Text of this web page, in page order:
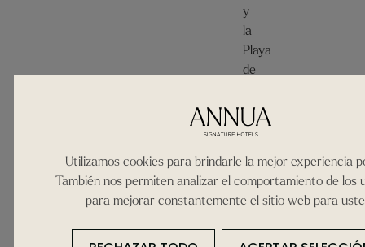
y
la
Playa
de
Cucharas
es
claro
ejemplo
de
ello.
Utilizamos cookies para brindarle la mejor experiencia
También nos permiten analizar el comportamiento de los
para mejorar constantemente el sitio web para